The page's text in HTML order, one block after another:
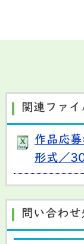
関連ファ
作品応
形式／
問い合わせ